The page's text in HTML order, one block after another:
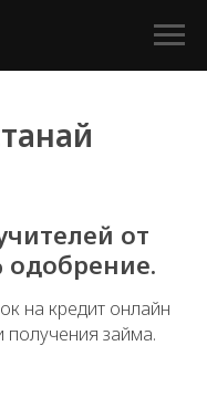
от
одобрение.
на кредит онлайн
займа.